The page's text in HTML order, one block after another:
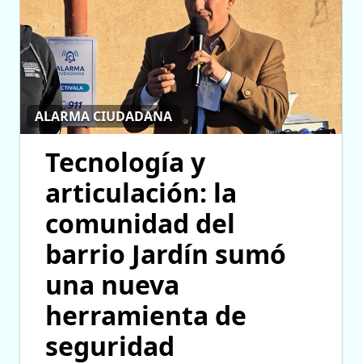
ALARMA CIUDADANA
Tecnología y
articulación: la
comunidad del
barrio Jardín sumó
una nueva
herramienta de
seguridad